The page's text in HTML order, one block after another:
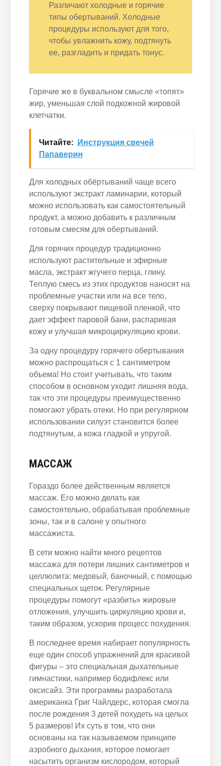
Различают холодные и горячие
типы обертываний. Холодные
процедуры используют для того,
чтобы увлажнить кожу, подтянуть
ее, разгладить и придать тонус.
Горячие же в буквальном смысле «топят»
жир, уменьшая слой подкожной жировой
клетчатки.
Читайте:
Инструкция свечей
Папаверин
Для холодных обёртываний чаще всего
используют экстракт ламинарии, который
можно использовать как самостоятельный
продукт, а можно добавить к различным
готовым смесям для обертываний.
Для горячих процедур традиционно
используют растительные и эфирные
масла, экстракт жгучего перца, глину.
Теплую смесь из этих продуктов наносят на
проблемные участки или на все тело,
сверху покрывают пищевой пленкой, что
дает эффект паровой бани, распаривая
кожу и улучшая микроциркуляцию крови.
За одну процедуру горячего обертывания
можно распрощаться с 1 сантиметром
объема! Но стоит учитывать, что таким
способом в основном уходит лишняя вода,
так что эти процедуры преимущественно
помогают убрать отеки. Но при регулярном
использовании силуэт становится более
подтянутым, а кожа гладкой и упругой.
МАССАЖ
Гораздо более действенным является
массаж. Его можно делать как
самостоятельно, обрабатывая проблемные
зоны, так и в салоне у опытного
массажиста.
В сети можно найти много рецептов
массажа для потери лишних сантиметров и
целлюлита: медовый, баночный, с помощью
специальных щеток. Регулярные
процедуры помогут «разбить» жировые
отложения, улучшить циркуляцию крови и,
таким образом, ускорив процесс похудения.
В последнее время набирает популярность
еще один способ упражнений для красивой
фигуры – это специальная дыхательные
гимнастики, например бодифлекс или
оксисайз. Эти программы разработала
американка Григ Чайлдерс, которая смогла
после рождения 3 детей похудеть на целых
5 размеров! Их суть в том, что они
основаны на так называемом принципе
аэробного дыхания, которое помогает
насытить организм кислородом, который